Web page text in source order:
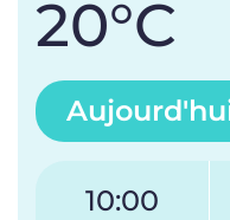
20°C
10:00